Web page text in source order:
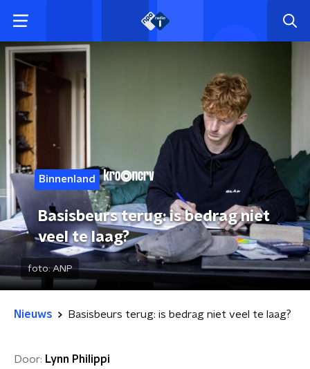
Binnenland
Basisbeurs terug: is bedrag niet
veel te laag?
foto:ANP
Nieuws Basisbeurs terug: is bedrag niet veel te laag?
Door: Lynn Philippi